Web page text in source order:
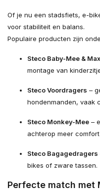
Of je nu een stadsfiets, e-
voor stabiliteit en balans.
Populaire producten zijn
Steco Baby-Mee &
montage van
Steco Voordragers –
hondenmanden, vaak
Steco Monkey-Mee –
achterop meer
Steco Bagagedragers
bikes of zware tassen.
Perfecte match met